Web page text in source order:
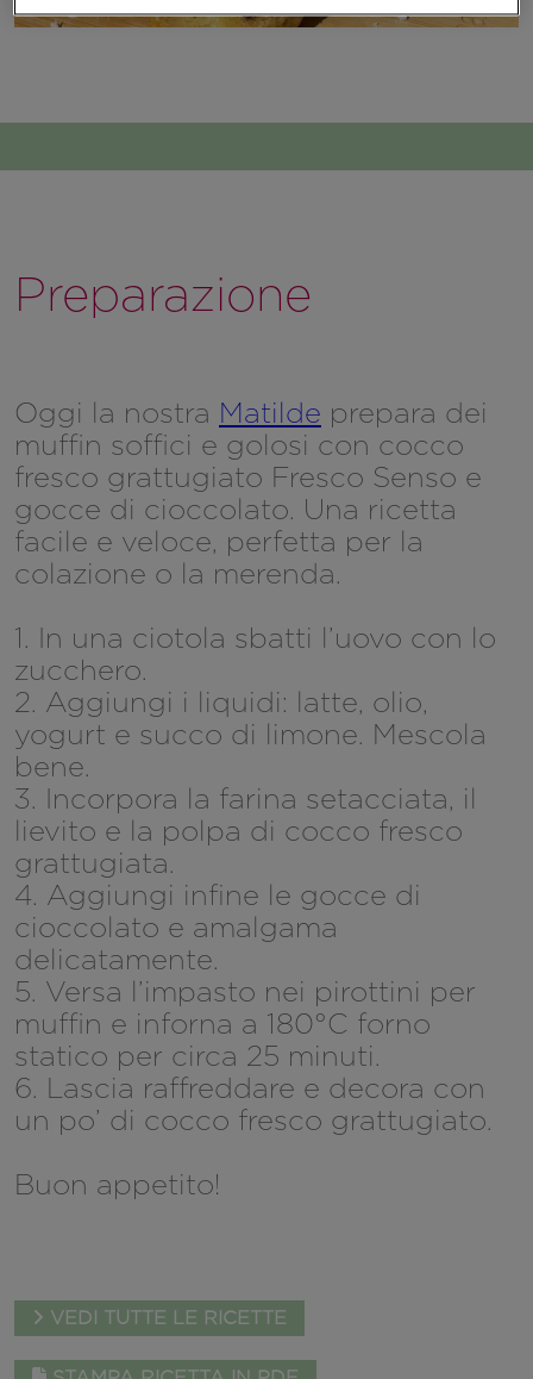
Preparazione
Oggi la nostra Matilde prepara dei
muffin soffici e golosi con cocco
fresco grattugiato Fresco Senso e
gocce di cioccolato. Una ricetta
facile e veloce, perfetta per la
colazione o la merenda.
1. In una ciotola sbatti l’uovo con lo
zucchero.
2. Aggiungi i liquidi: latte, olio,
yogurt e succo di limone. Mescola
bene.
3. Incorpora la farina setacciata, il
lievito e la polpa di cocco fresco
grattugiata.
4. Aggiungi infine le gocce di
cioccolato e amalgama
delicatamente.
5. Versa l’impasto nei pirottini per
muffin e inforna a 180°C forno
statico per circa 25 minuti.
6. Lascia raffreddare e decora con
un po’ di cocco fresco grattugiato.
Buon appetito!
VEDI TUTTE LE RICETTE